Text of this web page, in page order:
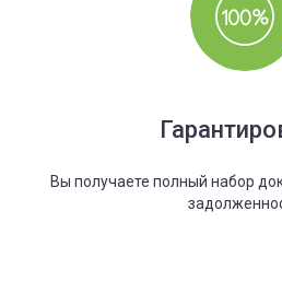
Вы получаете полный набор